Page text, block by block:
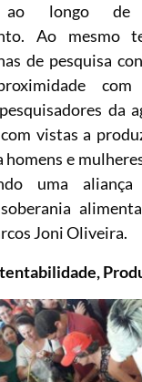
ao longo
Ao mesmo
de pesquisa
com
da
vistas a
e
uma aliança
Joni Oliveira.